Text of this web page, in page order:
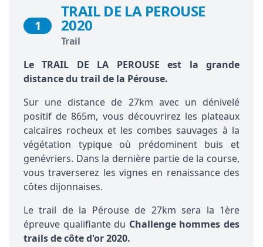
1
TRAIL DE LA PEROUSE
2020
Trail
Le TRAIL DE LA PEROUSE est la grande
distance du trail de la Pérouse.
Sur une distance de 27km avec un dénivelé
positif de 865m, vous découvrirez les plateaux
calcaires rocheux et les combes sauvages à la
végétation typique où prédominent buis et
genévriers. Dans la dernière partie de la course,
vous traverserez les vignes en renaissance des
côtes dijonnaises.
Le trail de la Pérouse de 27km sera la 1ère
épreuve qualifiante du Challenge hommes des
trails de côte d'or 2020.